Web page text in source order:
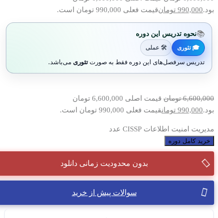
بود.990,000 تومانقیمت فعلی 990,000 تومان است.
📚نحوه تدریس این دوره
🎓 تئوری 🛠 عملی
تدریس سرفصل‌های این دوره فقط به صورتتئوری می‌باشد.
6,600,000 تومان
قیمت اصلی 6,600,000 تومان
بود.990,000 تومانقیمت فعلی 990,000 تومان است.
مدیریت امنیت اطلاعات CISSP عدد
خرید کامل دوره
بدون محدودیت زمانی دانلود
سوالات پیش از خرید